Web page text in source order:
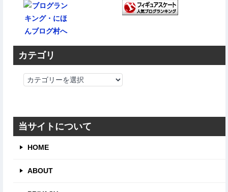
カテゴリ
カ
リ
当サイトについて
HOME
ABOUT